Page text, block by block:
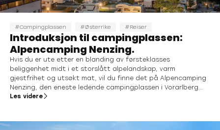
Campingplassen Østerrike Reiser
Introduksjon til campingplassen:
Alpencamping Nenzing.
Hvis du er ute etter en blanding av førsteklasses
beliggenhet midt i et storslått alpelandskap, varm
gjestfrihet og utsøkt mat, vil du finne det på Alpencamping
Nenzing, den eneste ledende campingplassen i Vorarlberg...
Les videre